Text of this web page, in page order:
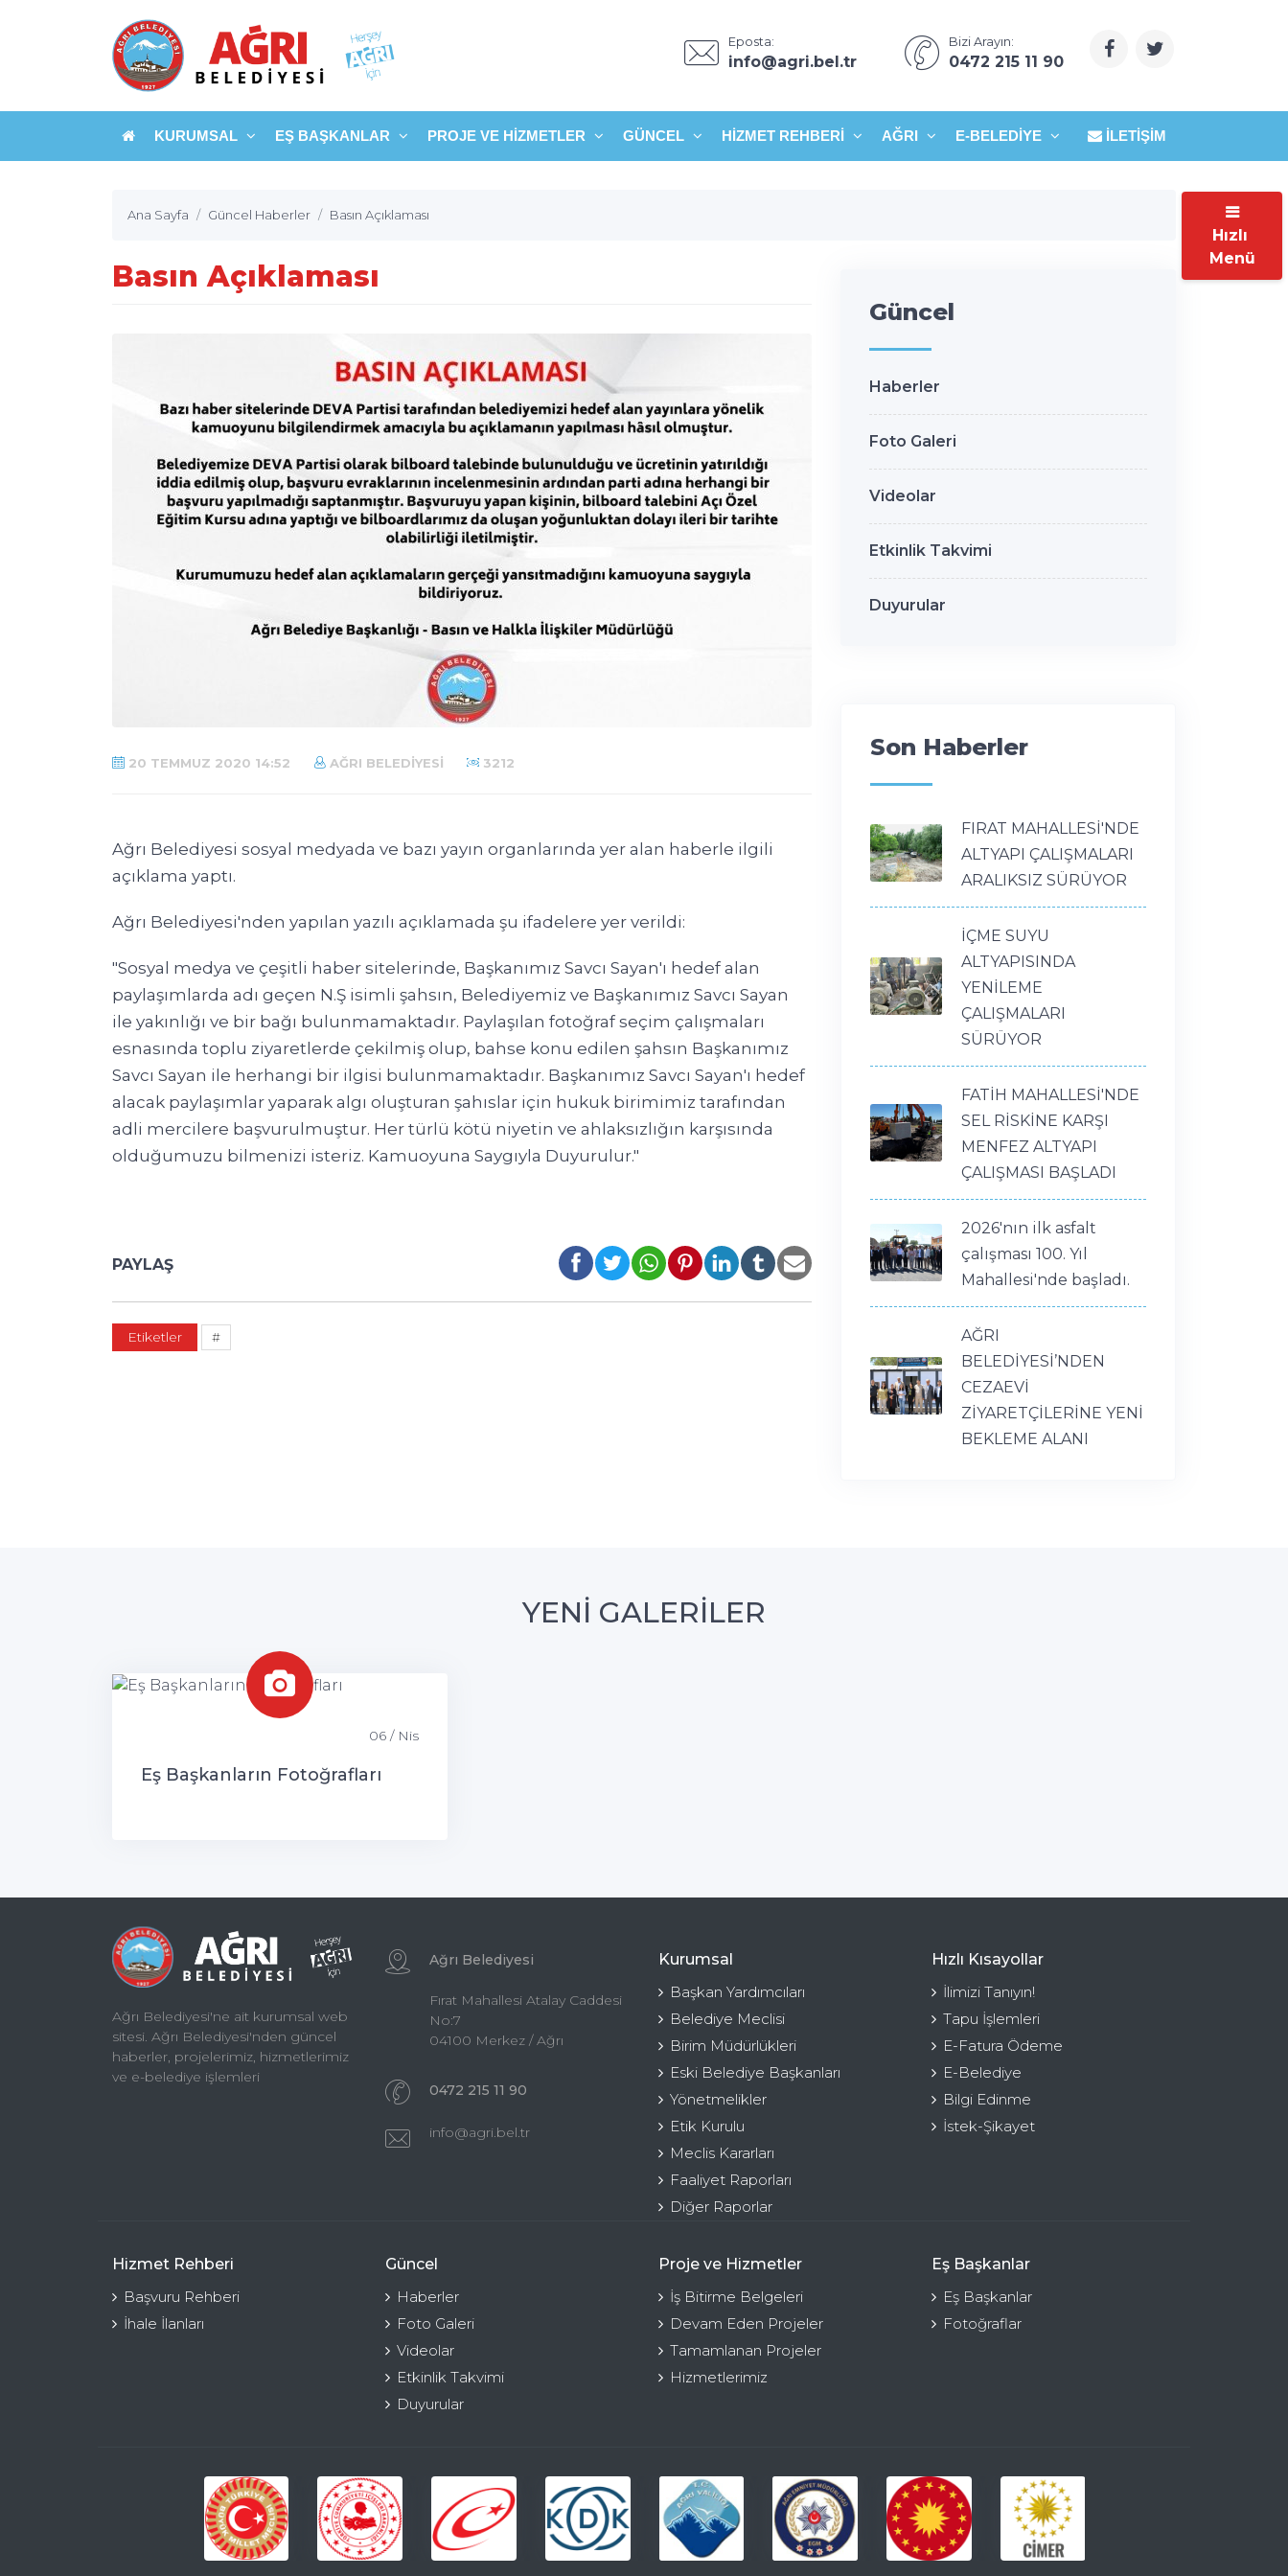
Eposta:
info@agri.bel.tr
Bizi Arayın:
0472 215 11 90
KURUMSAL EŞ BAŞKANLAR PROJE VE HIZMETLER GÜNCEL HIZMET REHBERI AĞRI E-BELEDIYE İLETIŞIM
Ana Sayfa Güncel Haberler Basın Açıklaması
Basın Açıklaması
20 TEMMUZ 2020 14:52 AĞRI BELEDIYESI 3212
Ağrı Belediyesi sosyal medyada ve bazı yayın organlarında yer alan haberle ilgili
açıklama yaptı.
Ağrı Belediyesi'nden yapılan yazılı açıklamada şu ifadelere yer verildi:
"Sosyal medya ve çeşitli haber sitelerinde, Başkanımız Savcı Sayan'ı hedef alan
paylaşımlarda adı geçen N.Ş isimli şahsın, Belediyemiz ve Başkanımız Savcı Sayan
ile yakınlığı ve bir bağı bulunmamaktadır. Paylaşılan fotoğraf seçim çalışmaları
esnasında toplu ziyaretlerde çekilmiş olup, bahse konu edilen şahsın Başkanımız
Savcı Sayan ile herhangi bir ilgisi bulunmamaktadır. Başkanımız Savcı Sayan'ı hedef
alacak paylaşımlar yaparak algı oluşturan şahıslar için hukuk birimimiz tarafından
adli mercilere başvurulmuştur. Her türlü kötü niyetin ve ahlaksızlığın karşısında
olduğumuzu bilmenizi isteriz. Kamuoyuna Saygıyla Duyurulur."
PAYLAŞ
Etiketler #
Güncel
Haberler
Foto Galeri
Videolar
Etkinlik Takvimi
Duyurular
Son Haberler
FIRAT MAHALLESİ'NDE
ALTYAPI ÇALIŞMALARI
ARALIKSIZ SÜRÜYOR
İÇME SUYU
ALTYAPISINDA
YENİLEME
ÇALIŞMALARI
SÜRÜYOR
FATİH MAHALLESİ'NDE
SEL RİSKİNE KARŞI
MENFEZ ALTYAPI
ÇALIŞMASI BAŞLADI
2026'nın ilk asfalt
çalışması 100. Yıl
Mahallesi'nde başladı.
AĞRI
BELEDİYESİ’NDEN
CEZAEVİ
ZİYARETÇİLERİNE YENİ
BEKLEME ALANI
YENİ GALERİLER
06 / Nis
Eş Başkanların Fotoğrafları
Ağrı Belediyesi'ne ait kurumsal web
sitesi. Ağrı Belediyesi'nden güncel
haberler, projelerimiz, hizmetlerimiz
ve e-belediye işlemleri
Ağrı Belediyesi
Fırat Mahallesi Atalay Caddesi
No:7
04100 Merkez / Ağrı
0472 215 11 90
info@agri.bel.tr
Kurumsal
Başkan Yardımcıları
Belediye Meclisi
Birim Müdürlükleri
Eski Belediye Başkanları
Yönetmelikler
Etik Kurulu
Meclis Kararları
Faaliyet Raporları
Diğer Raporlar
Hızlı Kısayollar
İlimizi Tanıyın!
Tapu İşlemleri
E-Fatura Ödeme
E-Belediye
Bilgi Edinme
İstek-Şikayet
Hizmet Rehberi
Başvuru Rehberi
İhale İlanları
Güncel
Haberler
Foto Galeri
Videolar
Etkinlik Takvimi
Duyurular
Proje ve Hizmetler
İş Bitirme Belgeleri
Devam Eden Projeler
Tamamlanan Projeler
Hizmetlerimiz
Eş Başkanlar
Eş Başkanlar
Fotoğraflar
Hızlı
Menü